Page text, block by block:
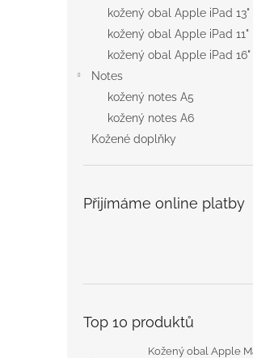
kožený obal Apple iPad 13"
kožený obal Apple iPad 11"
kožený obal Apple iPad 16"
Notes
kožený notes A5
kožený notes A6
Kožené doplňky
Přijímáme online platby
Top 10 produktů
Kožený obal Apple